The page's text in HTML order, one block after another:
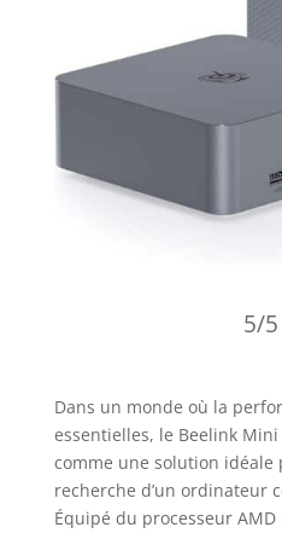
5/
Dans un monde où la
essentielles, le Beelink Mini
comme une solution
recherche d’un ordinateur
Équipé du processeur AMD